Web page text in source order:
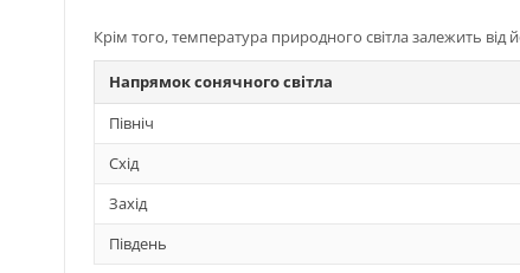
Крім того, температура природного світла залежить від
Напрямок сонячного світла
Північ
Схід
Захід
Південь